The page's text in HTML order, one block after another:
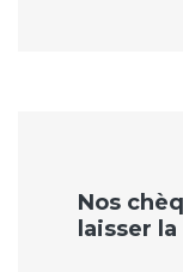
Nos
laisser